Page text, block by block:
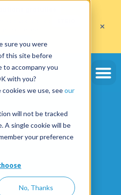
sure you were
this site before
to accompany you
with you?
we use, seeour
will not be tracked
A single cookie will be
your preference
No, Thanks
avec le code
09/2026*
profite
×